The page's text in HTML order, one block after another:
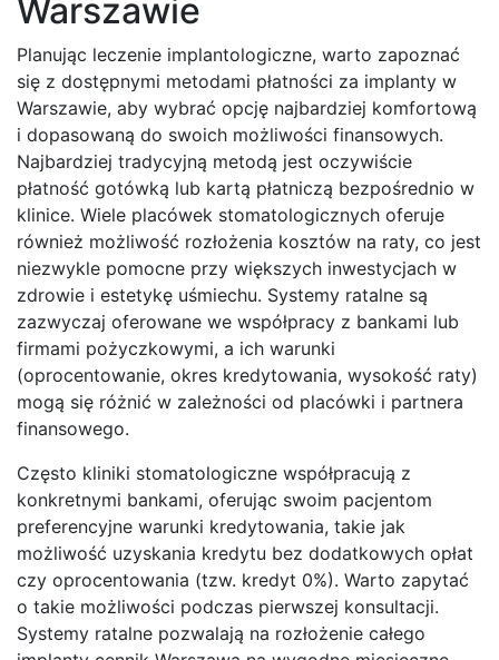
Warszawie
Planując leczenie implantologiczne, warto zapoznać
się z dostępnymi metodami płatności za implanty w
Warszawie, aby wybrać opcję najbardziej komfortową
i dopasowaną do swoich możliwości finansowych.
Najbardziej tradycyjną metodą jest oczywiście
płatność gotówką lub kartą płatniczą bezpośrednio w
klinice. Wiele placówek stomatologicznych oferuje
również możliwość rozłożenia kosztów na raty, co jest
niezwykle pomocne przy większych inwestycjach w
zdrowie i estetykę uśmiechu. Systemy ratalne są
zazwyczaj oferowane we współpracy z bankami lub
firmami pożyczkowymi, a ich warunki
(oprocentowanie, okres kredytowania, wysokość raty)
mogą się różnić w zależności od placówki i partnera
finansowego.
Często kliniki stomatologiczne współpracują z
konkretnymi bankami, oferując swoim pacjentom
preferencyjne warunki kredytowania, takie jak
możliwość uzyskania kredytu bez dodatkowych opłat
czy oprocentowania (tzw. kredyt 0%). Warto zapytać
o takie możliwości podczas pierwszej konsultacji.
Systemy ratalne pozwalają na rozłożenie całego